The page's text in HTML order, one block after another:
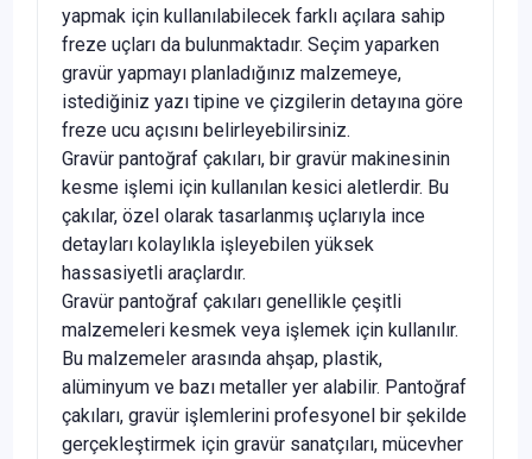
yapmak için kullanılabilecek farklı açılara sahip
freze uçları da bulunmaktadır. Seçim yaparken
gravür yapmayı planladığınız malzemeye,
istediğiniz yazı tipine ve çizgilerin detayına göre
freze ucu açısını belirleyebilirsiniz.
Gravür pantoğraf çakıları, bir gravür makinesinin
kesme işlemi için kullanılan kesici aletlerdir. Bu
çakılar, özel olarak tasarlanmış uçlarıyla ince
detayları kolaylıkla işleyebilen yüksek
hassasiyetli araçlardır.
Gravür pantoğraf çakıları genellikle çeşitli
malzemeleri kesmek veya işlemek için kullanılır.
Bu malzemeler arasında ahşap, plastik,
alüminyum ve bazı metaller yer alabilir. Pantoğraf
çakıları, gravür işlemlerini profesyonel bir şekilde
gerçekleştirmek için gravür sanatçıları, mücevher